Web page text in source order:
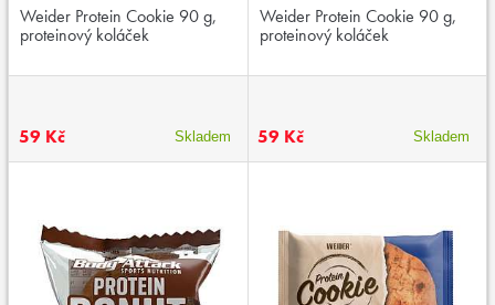
Weider Protein Cookie 90 g,
proteinový koláček
59 Kč Skladem
Weider Protein Cookie 90 g,
proteinový koláček
59 Kč Skladem